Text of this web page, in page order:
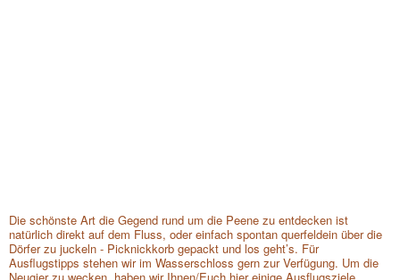
Die schönste Art die Gegend rund um die Peene zu entdecken ist
natürlich direkt auf dem Fluss, oder einfach spontan querfeldein über die
Dörfer zu juckeln - Picknickkorb gepackt und los geht’s. Für
Ausflugstipps stehen wir im Wasserschloss gern zur Verfügung. Um die